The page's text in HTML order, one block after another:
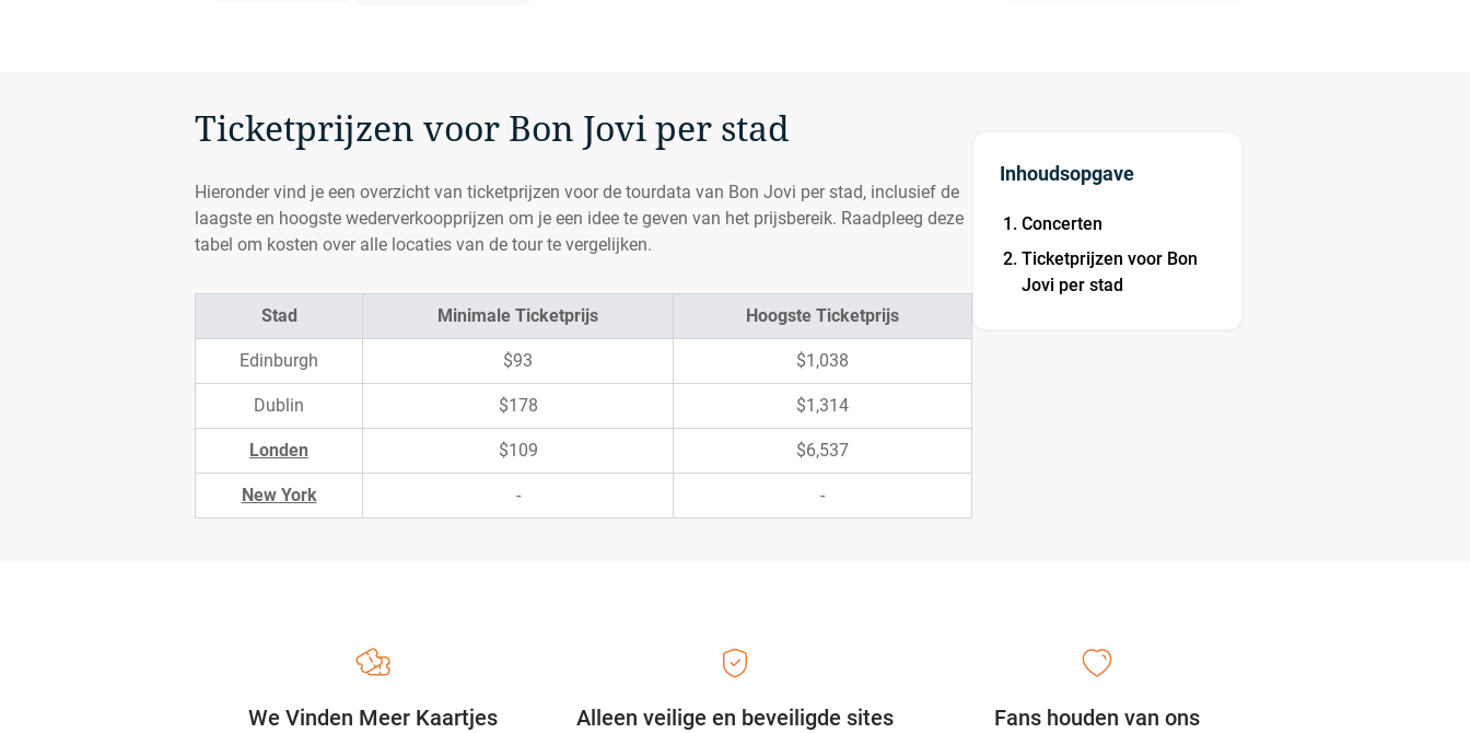
Ticketprijzen voor Bon Jovi per stad
Hieronder vind je een overzicht van ticketprijzen voor de tourdata van Bon Jovi per stad, inclusief de
laagste en hoogste wederverkoopprijzen om je een idee te geven van het prijsbereik. Raadpleeg deze
tabel om kosten over alle locaties van de tour te vergelijken.
Stad Minimale Ticketprijs Hoogste Ticketprijs
Edinburgh $93 $1,038
Dublin $178 $1,314
Londen $109 $6,537
New York - -
Inhoudsopgave
Concerten
Ticketprijzen voor Bon
Jovi per stad
Alleen veilige en beveiligde sites
We Vinden Meer Kaartjes Fans houden van ons